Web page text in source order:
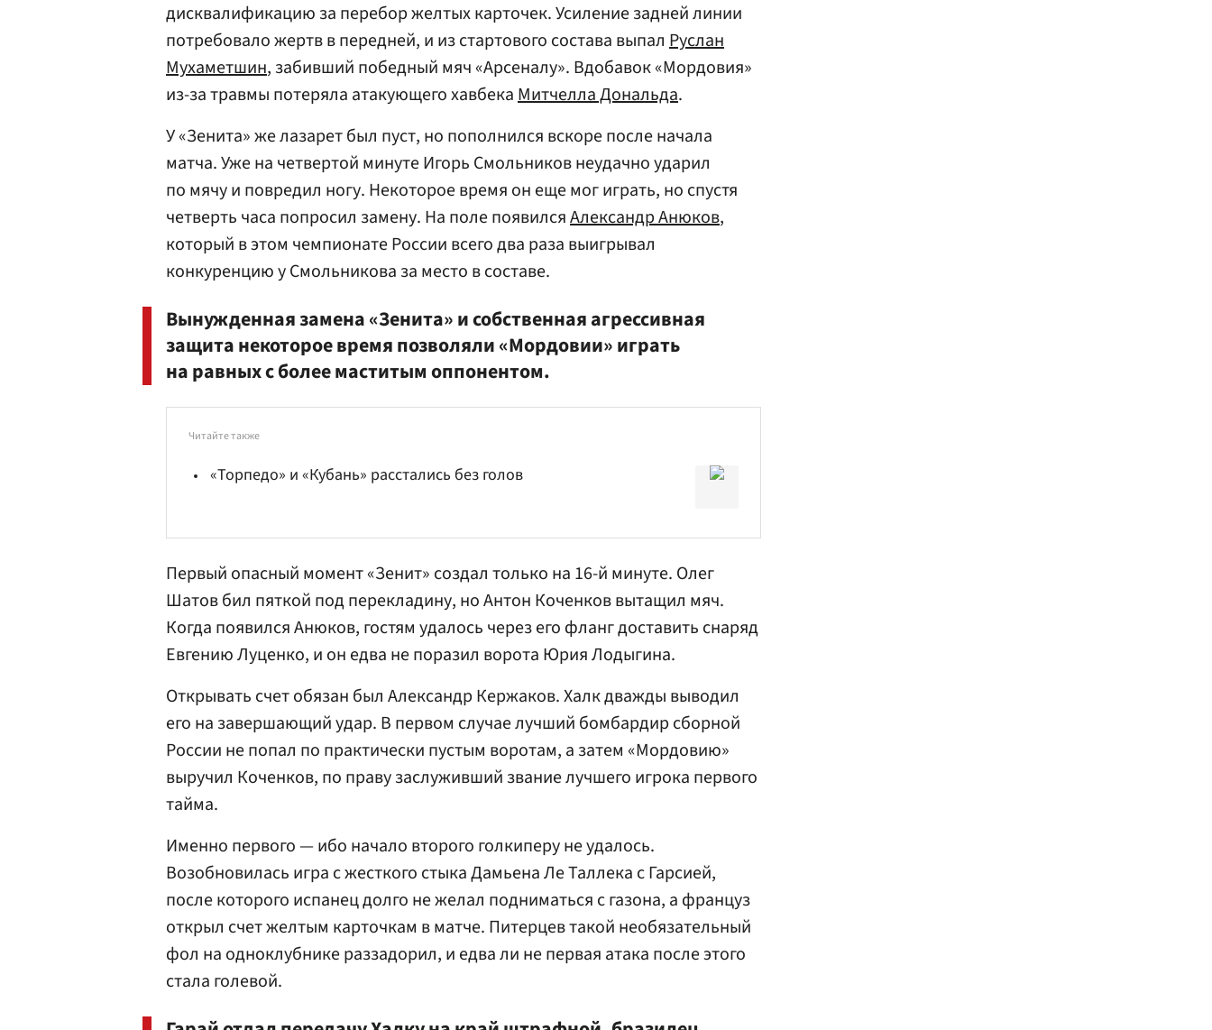
дисквалификацию за перебор желтых карточек. Усиление задней линии
потребовало жертв в передней, и из стартового состава выпал Руслан
Мухаметшин, забивший победный мяч «Арсеналу». Вдобавок «Мордовия»
из-за травмы потеряла атакующего хавбекаМитчелла Дональда.
У «Зенита» же лазарет был пуст, но пополнился вскоре после начала
матча. Уже на четвертой минуте Игорь Смольников неудачно ударил
по мячу и повредил ногу. Некоторое время он еще мог играть, но спустя
четверть часа попросил замену. На поле появилсяАлександр Анюков,
который в этом чемпионате России всего два раза выигрывал
конкуренцию у Смольникова за место в составе.
Вынужденная замена «Зенита» и собственная агрессивная
защита некоторое время позволяли «Мордовии» играть
на равных с более маститым оппонентом.
Читайте также
«Торпедо» и «Кубань» расстались без голов
Первый опасный момент «Зенит» создал только на 16-й минуте. Олег
Шатов бил пяткой под перекладину, но Антон Коченков вытащил мяч.
Когда появился Анюков, гостям удалось через его фланг доставить снаряд
Евгению Луценко, и он едва не поразил ворота Юрия Лодыгина.
Открывать счет обязан был Александр Кержаков. Халк дважды выводил
его на завершающий удар. В первом случае лучший бомбардир сборной
России не попал по практически пустым воротам, а затем «Мордовию»
выручил Коченков, по праву заслуживший звание лучшего игрока первого
тайма.
Именно первого — ибо начало второго голкиперу не удалось.
Возобновилась игра с жесткого стыка Дамьена Ле Таллека с Гарсией,
после которого испанец долго не желал подниматься с газона, а француз
открыл счет желтым карточкам в матче. Питерцев такой необязательный
фол на одноклубнике раззадорил, и едва ли не первая атака после этого
стала голевой.